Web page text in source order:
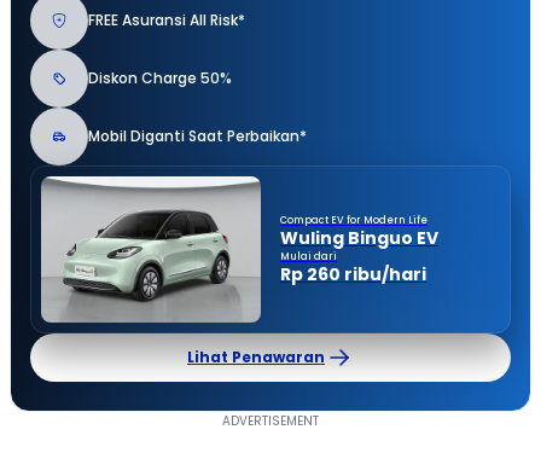
FREE Asuransi All Risk*
Diskon Charge 50%
Mobil Diganti Saat Perbaikan*
Compact EV for Modern Life
Wuling Binguo EV
Mulai dari
Rp 260 ribu/hari
Lihat Penawaran